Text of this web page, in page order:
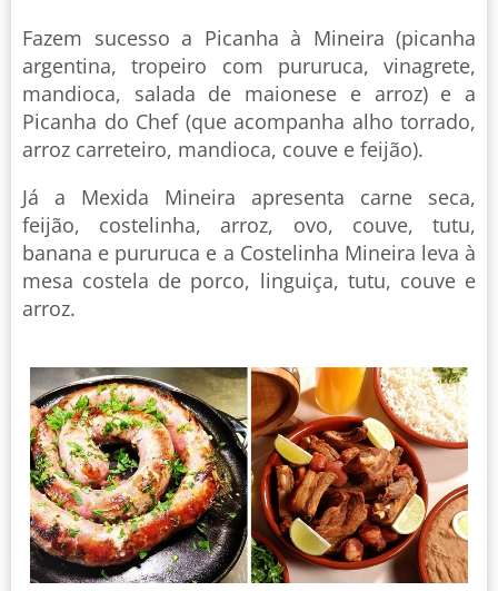
Fazem sucesso a Picanha à Mineira (picanha
argentina, tropeiro com pururuca, vinagrete,
mandioca, salada de maionese e arroz) e a
Picanha do Chef (que acompanha alho torrado,
arroz carreteiro, mandioca, couve e feijão).
Já a Mexida Mineira apresenta carne seca,
feijão, costelinha, arroz, ovo, couve, tutu,
banana e pururuca e a Costelinha Mineira leva à
mesa costela de porco, linguiça, tutu, couve e
arroz.